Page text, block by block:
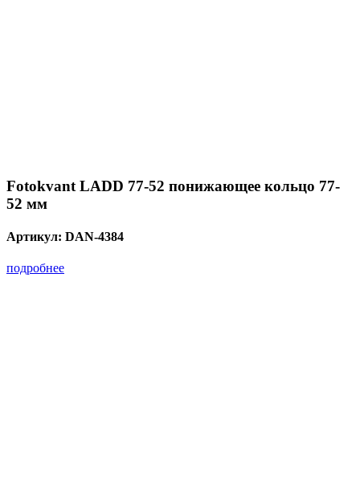
Fotokvant LADD 77-52 понижающее кольцо 77-
52 мм
Артикул: DAN-4384
подробнее